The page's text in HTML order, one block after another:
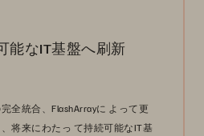
能なIT基盤へ刷新
全統合、FlashArrayに よって更
将来にわたっ て持続可能なIT基